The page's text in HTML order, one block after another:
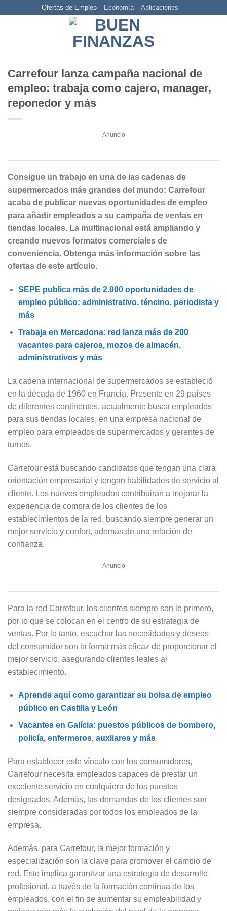
Ofertas de Empleo Economía Aplicaciones
Carrefour lanza campaña nacional de
empleo: trabaja como cajero, manager,
reponedor y más
Anuncio
Consigue un trabajo en una de las cadenas de
supermercados más grandes del mundo: Carrefour
acaba de publicar nuevas oportunidades de empleo
para añadir empleados a su campaña de ventas en
tiendas locales. La multinacional está ampliando y
creando nuevos formatos comerciales de
conveniencia. Obtenga más información sobre las
ofertas de este artículo.
SEPE publica más de 2.000 oportunidades de
empleo público: administrativo, téncino, periodista y
más
Trabaja en Mercadona: red lanza más de 200
vacantes para cajeros, mozos de almacén,
administrativos y más
La cadena internacional de supermercados se estableció
en la década de 1960 en Francia. Presente en 29 países
de diferentes continentes, actualmente busca empleados
para sus tiendas locales, en una empresa nacional de
empleo para empleados de supermercados y gerentes de
turnos.
Carrefour está buscando candidatos que tengan una clara
orientación empresarial y tengan habilidades de servicio al
cliente. Los nuevos empleados contribuirán a mejorar la
experiencia de compra de los clientes de los
establecimientos de la red, buscando siempre generar un
mejor servicio y confort, además de una relación de
confianza.
Anuncio
Para la red Carrefour, los clientes siempre son lo primero,
por lo que se colocan en el centro de su estrategia de
ventas. Por lo tanto, escuchar las necesidades y deseos
del consumidor son la forma más eficaz de proporcionar el
mejor servicio, asegurando clientes leales al
establecimiento.
Aprende aquí como garantizar su bolsa de empleo
público en Castilla y León
Vacantes en Galícia: puestos públicos de bombero,
policía, enfermeros, auxliares y más
Para establecer este vínculo con los consumidores,
Carrefour necesita empleados capaces de prestar un
excelente servicio en cualquiera de los puestos
designados. Además, las demandas de los clientes son
siempre consideradas por todos los empleados de la
empresa.
Además, para Carrefour, la mejor formación y
especialización son la clave para promover el cambio de
red. Esto implica garantizar una estrategia de desarrollo
profesional, a través de la formación continua de los
empleados, con el fin de aumentar su empleabilidad y